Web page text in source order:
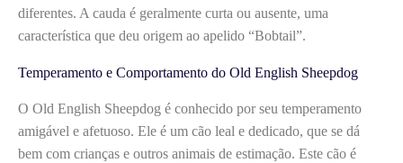
diferentes. A cauda é geralmente curta ou ausente, uma
característica que deu origem ao apelido “Bobtail”.
Temperamento e Comportamento do Old English Sheepdog
O Old English Sheepdog é conhecido por seu temperamento
amigável e afetuoso. Ele é um cão leal e dedicado, que se dá
bem com crianças e outros animais de estimação. Este cão é